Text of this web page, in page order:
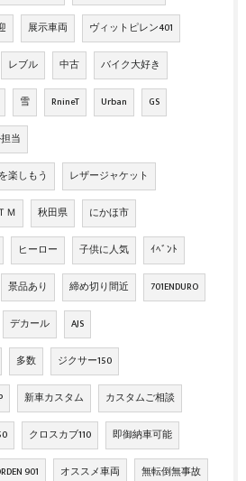
展示車両 ヴィットピレン401
レブル 中古 バイク大好き
雪 RnineT Urban GS
当
楽しもう レザージャケット
Ｍ 秋田県 にかほ市
ヒーロー 子供に人気 ｲﾍﾞﾝﾄ
景品あり 締め切り間近 701ENDURO
デカール AJS
多数 ジクサー150
新車カスタム カスタムご相談
クロスカブ110 即御納車可能
901 オススメ車両 無転倒無事故